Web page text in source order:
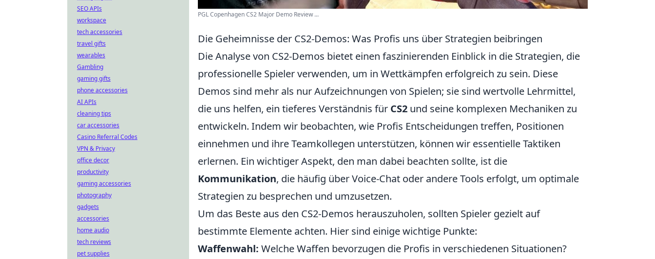
PGL Copenhagen CS2 Major Demo Review ...
Die Geheimnisse der CS2-Demos: Was Profis uns über Strategien beibringen
Die Analyse von CS2-Demos bietet einen faszinierenden Einblick in die Strategien, die
professionelle Spieler verwenden, um in Wettkämpfen erfolgreich zu sein. Diese
Demos sind mehr als nur Aufzeichnungen von Spielen; sie sind wertvolle Lehrmittel,
die uns helfen, ein tieferes Verständnis für CS2 und seine komplexen Mechaniken zu
entwickeln. Indem wir beobachten, wie Profis Entscheidungen treffen, Positionen
einnehmen und ihre Teamkollegen unterstützen, können wir essentielle Taktiken
erlernen. Ein wichtiger Aspekt, den man dabei beachten sollte, ist die
Kommunikation, die häufig über Voice-Chat oder andere Tools erfolgt, um optimale
Strategien zu besprechen und umzusetzen.
Um das Beste aus den CS2-Demos herauszuholen, sollten Spieler gezielt auf
bestimmte Elemente achten. Hier sind einige wichtige Punkte:
Waffenwahl: Welche Waffen bevorzugen die Profis in verschiedenen Situationen?
SEO APIs
workspace
tech accessories
travel gifts
wearables
Gambling
gaming gifts
phone accessories
AI APIs
cleaning tips
car accessories
Casino Referral Codes
VPN & Privacy
office decor
productivity
gaming accessories
photography
gadgets
accessories
home audio
tech reviews
pet supplies